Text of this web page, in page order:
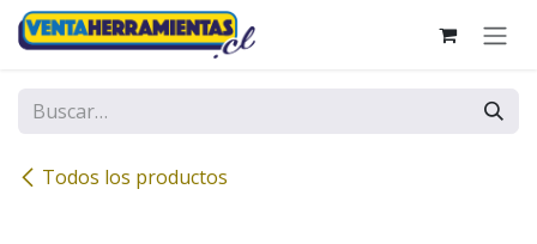
Ir al contenido
Todos los productos